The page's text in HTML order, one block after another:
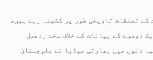
کے تعلقات تاریخی طور پر کشیدہ رہے ہیں،
دوسرے کے بیانات کے خلاف سخت ردعمل
دنوں میں بھارتی میڈیا نے بلوچستان